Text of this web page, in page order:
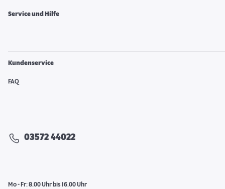
Service und Hilfe
Kundenservice
FAQ
03572 44022
Mo - Fr: 8.00 Uhr bis 16.00 Uhr